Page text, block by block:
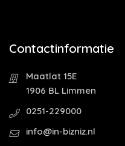
Contactinformatie
Maatlat 15E
1906 BL Limmen
0251-229000
info@in-bizniz.nl